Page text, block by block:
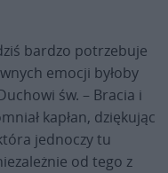
bardzo potrzebuje
emocji byłoby
św. – Bracia i
kapłan, dziękując
jednoczy tu
od tego z